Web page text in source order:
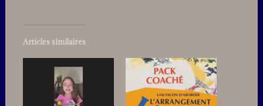
Articles similaires